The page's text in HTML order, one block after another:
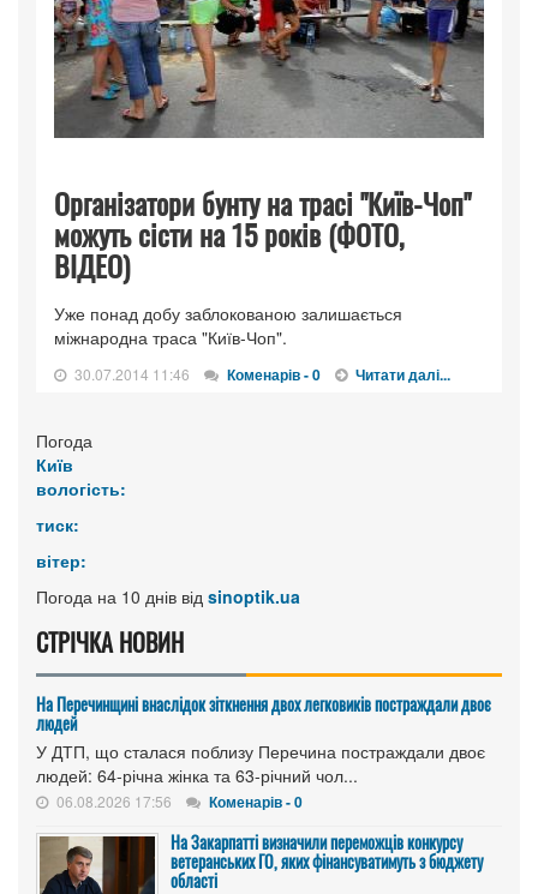
Організатори бунту на трасі "Київ-Чоп"
можуть сісти на 15 років (ФОТО,
ВІДЕО)
Уже понад добу заблокованою залишається
міжнародна траса "Київ-Чоп".
30.07.2014 11:46 Коменарів - 0 Читати далі...
Погода
Київ
вологість:
тиск:
вітер:
Погода на 10 днів від sinoptik.ua
СТРІЧКА НОВИН
На Перечинщині внаслідок зіткнення двох легковиків постраждали двоє
людей
У ДТП, що сталася поблизу Перечина постраждали двоє
людей: 64-річна жінка та 63-річний чол...
06.08.2026 17:56 Коменарів - 0
На Закарпатті визначили переможців конкурсу
ветеранських ГО, яких фінансуватимуть з бюджету
області